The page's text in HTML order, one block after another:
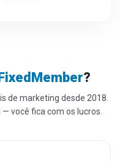
?
de marketing desde 2018.
você fica com os lucros.